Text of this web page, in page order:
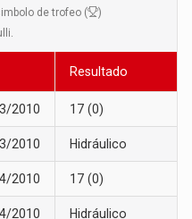
de trofeo (
)
Resultado
2010 17 (0)
2010 Hidráulico
2010 17 (0)
2010 Hidráulico